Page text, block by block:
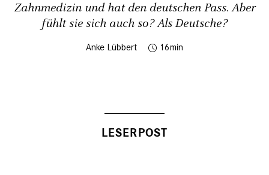
Zahnmedizin und hat den deutschen Pass. Aber
fühlt sie sich auch so? Als Deutsche?
Anke Lübbert 16